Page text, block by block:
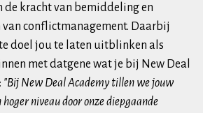
de kracht van bemiddeling en
conflictmanagement. Daarbij
doel jou te laten uitblinken als
met datgene wat je bij New Deal
"Bij New Deal Academy tillen we jouw
niveau door onze diepgaande